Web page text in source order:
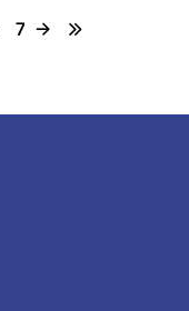
7